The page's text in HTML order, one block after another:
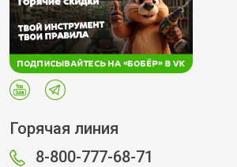
Горячая линия
8-800-777-68-71